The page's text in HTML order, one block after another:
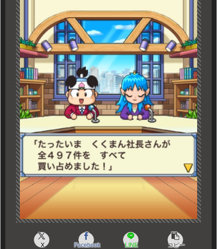
X Facebook LINE コピー